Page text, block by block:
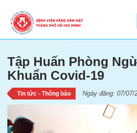
Tập Huấn Phòng
Khuẩn Covid-19
Tập Huấn Phòng
Khuẩn Covid-19
Tin tức - Thông báo Ngày đăng: 07/07/